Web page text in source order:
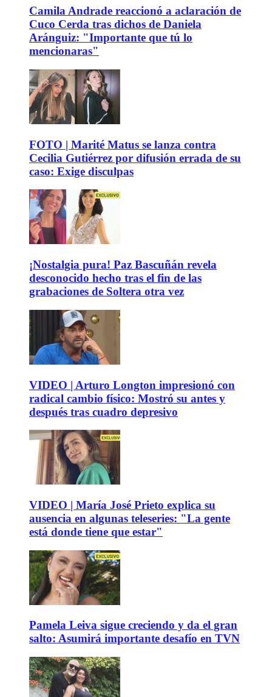
Camila Andrade reaccionó a aclaración de
Cuco Cerda tras dichos de Daniela
Aránguiz: "Importante que tú lo
mencionaras"
FOTO | Marité Matus se lanza contra
Cecilia Gutiérrez por difusión errada de su
caso: Exige disculpas
¡Nostalgia pura! Paz Bascuñán revela
desconocido hecho tras el fin de las
grabaciones de Soltera otra vez
VIDEO | Arturo Longton impresionó con
radical cambio físico: Mostró su antes y
después tras cuadro depresivo
VIDEO | María José Prieto explica su
ausencia en algunas teleseries: "La gente
está donde tiene que estar"
Pamela Leiva sigue creciendo y da el gran
salto: Asumirá importante desafío en TVN